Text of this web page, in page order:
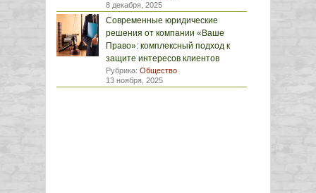
8 декабря, 2025
Современные юридические
решения от компании «Ваше
Право»: комплексный подход к
защите интересов клиентов
Рубрика: Общество
13 ноября, 2025